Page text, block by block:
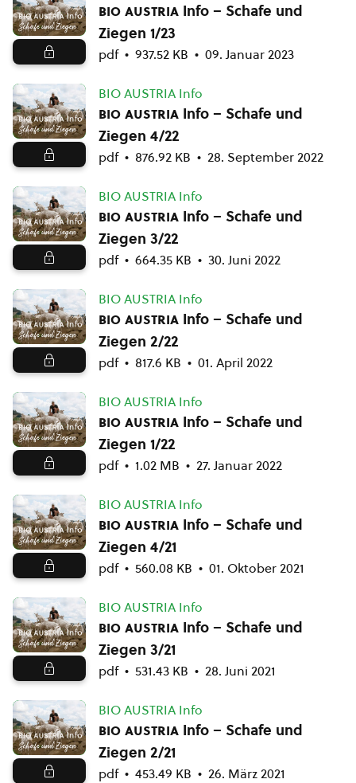
bio austria Info – Schafe und
Ziegen 1/23
pdf 937.52 KB 09. Januar 2023
BIO AUSTRIA Info
bio austria Info – Schafe und
Ziegen 4/22
pdf 876.92 KB 28. September 2022
BIO AUSTRIA Info
bio austria Info – Schafe und
Ziegen 3/22
pdf 664.35 KB 30. Juni 2022
BIO AUSTRIA Info
bio austria Info – Schafe und
Ziegen 2/22
pdf 817.6 KB 01. April 2022
BIO AUSTRIA Info
bio austria Info – Schafe und
Ziegen 1/22
pdf 1.02 MB 27. Januar 2022
BIO AUSTRIA Info
bio austria Info – Schafe und
Ziegen 4/21
pdf 560.08 KB 01. Oktober 2021
BIO AUSTRIA Info
bio austria Info – Schafe und
Ziegen 3/21
pdf 531.43 KB 28. Juni 2021
BIO AUSTRIA Info
bio austria Info – Schafe und
Ziegen 2/21
pdf 453.49 KB 26. März 2021